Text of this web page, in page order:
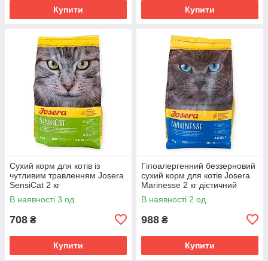
Купити Купити
Сухий корм для котів із
чутливим травленням Josera
SensiCat 2 кг
легкозасвоюваний раціон із
сушеною птицею, рисом,
В наявності 3 од.
708 ₴
Купити
Гіпоалергенний беззерновий
сухий корм для котів Josera
Marinesse 2 кг дієтичний
раціон із сушеним лососем,
картоплею, горохом
В наявності 2 од.
988 ₴
Купити